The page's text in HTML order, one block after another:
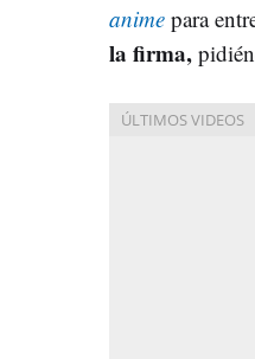
anime para
la firma,